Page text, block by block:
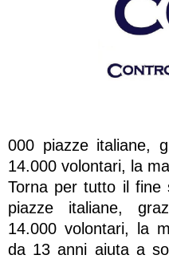
000 piazze italiane,
14.000 volontari, la
Torna per tutto il fine
piazze italiane,
14.000 volontari, la
da 13 anni aiuta a